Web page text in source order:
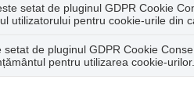
setat de pluginul GDPR Cookie
utilizatorului pentru cookie-urile din
setat de pluginul GDPR Cookie
pentru utilizarea cookie-